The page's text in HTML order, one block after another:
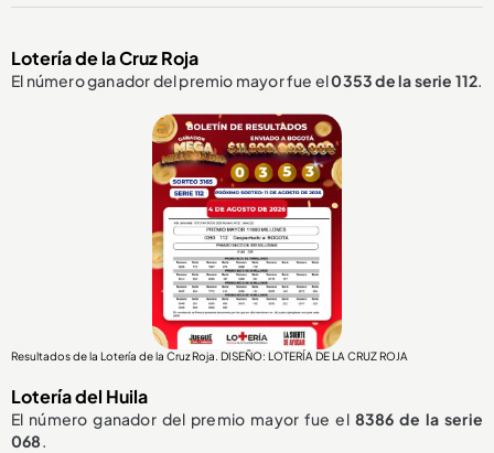
Lotería de la Cruz Roja
El número ganador del premio mayor fue el0353de la serie 112.
Resultados de la Lotería de la Cruz Roja. DISEÑO: LOTERÍA DE LA CRUZ ROJA
Lotería del Huila
El número ganador del premio mayor fue el 8386 de la serie
068.